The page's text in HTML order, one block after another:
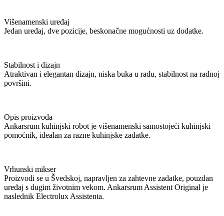
Višenamenski uređaj
Jedan uređaj, dve pozicije, beskonačne mogućnosti uz dodatke.
Stabilnost i dizajn
Atraktivan i elegantan dizajn, niska buka u radu, stabilnost na radnoj
površini.
Opis proizvoda
Ankarsrum kuhinjski robot je višenamenski samostojeći kuhinjski
pomoćnik, idealan za razne kuhinjske zadatke.
Vrhunski mikser
Proizvodi se u Švedskoj, napravljen za zahtevne zadatke, pouzdan
uređaj s dugim životnim vekom. Ankarsrum Assistent Original je
naslednik Electrolux Assistenta.